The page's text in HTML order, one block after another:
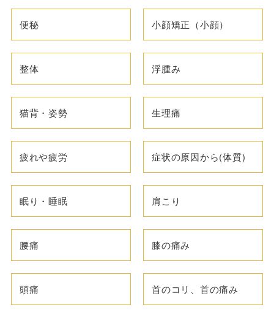
便秘 小顔矯正（小顔）
整体 浮腫み
猫背・姿勢 生理痛
疲れや疲労 症状の原因から(体質)
眠り・睡眠 肩こり
腰痛 膝の痛み
頭痛 首のコリ、首の痛み